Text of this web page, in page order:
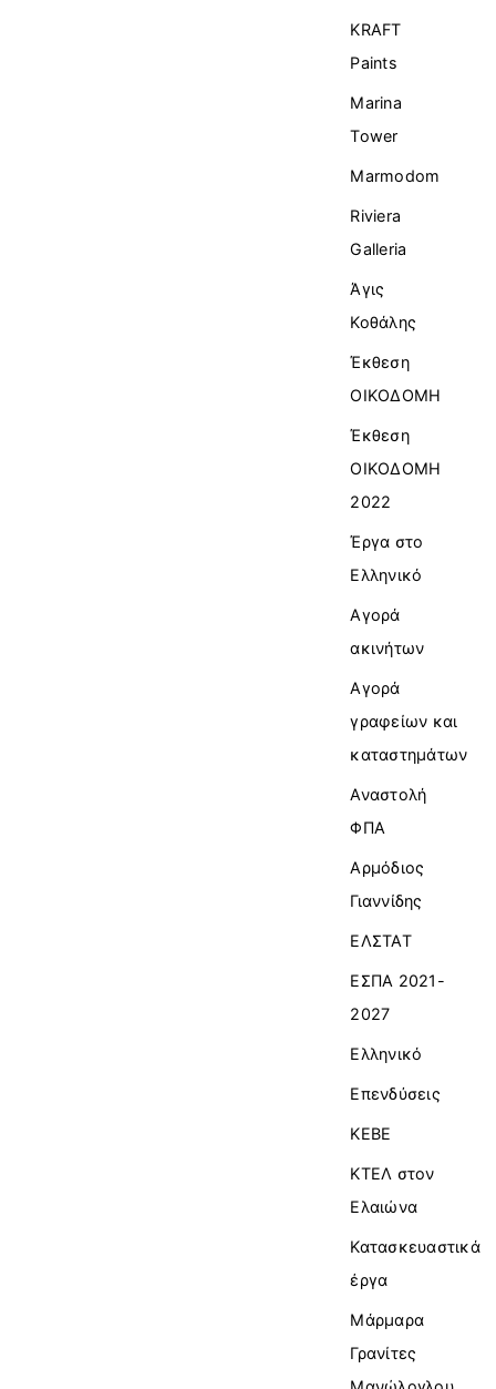
KRAFT
Paints
Marina
Tower
Marmodom
Riviera
Galleria
Άγις
Κοθάλης
Έκθεση
ΟΙΚΟΔΟΜΗ
Έκθεση
ΟΙΚΟΔΟΜΗ
2022
Έργα στο
Ελληνικό
Αγορά
ακινήτων
Αγορά
γραφείων και
καταστημάτων
Αναστολή
ΦΠΑ
Αρμόδιος
Γιαννίδης
ΕΛΣΤΑΤ
ΕΣΠΑ 2021-
2027
Ελληνικό
Επενδύσεις
ΚΕΒΕ
ΚΤΕΛ στον
Ελαιώνα
Κατασκευαστικά
έργα
Μάρμαρα
Γρανίτες